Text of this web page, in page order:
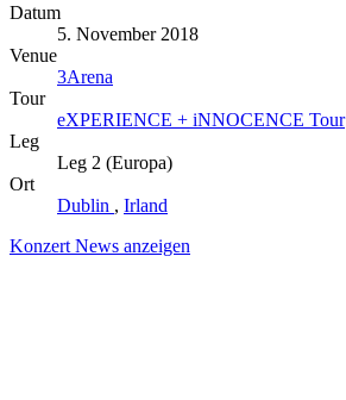
Datum
5. November 2018
Venue
3Arena
Tour
eXPERIENCE + iNNOCENCE Tour
Leg
Leg 2 (Europa)
Ort
Dublin , Irland
Konzert News anzeigen